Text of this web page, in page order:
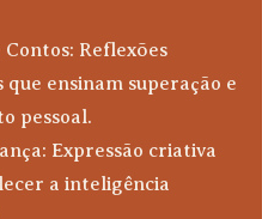
Reflexões
que ensinam superação e
pessoal.
Expressão criativa
a inteligência